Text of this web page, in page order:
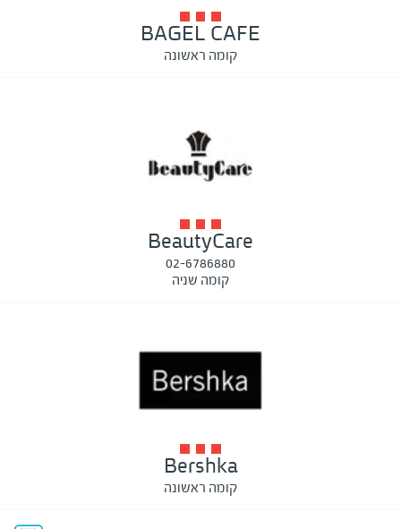
BAGEL CAFE
קומה ראשונה
BeautyCare
02-6786880
קומה שניה
Bershka
קומה ראשונה